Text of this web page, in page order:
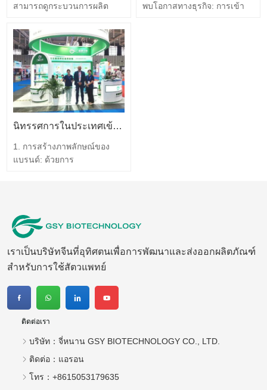
สามารถดูกระบวนการผลิต
สะดวกของบริษัท และคุณภาพ
ของผลิตภัณฑ์ได้โดยตรง ซึ่งจะ
ช่วยเพิ่มความไว้วางใจและการ
ยอมรับของบริษัท1 2. ทำความ
เข้าใจผลิตภัณฑ์: เมื่อเยี่ยมชม
โรงงาน ลูกค้าสามารถเข้าใจ
กระบวนการผลิตและขั้นตอน
การควบคุมคุณภาพได้ดีขึ้น…
พบโอกาสทางธุรกิจ: การเข้า
นิทรรศการในประเทศเข้าร่วมโดย JINAN GSY BIOTECHNOLOGY CO., LTD.
1. การสร้างภาพลักษณ์ของ
แบรนด์: ด้วยการ
มูลค่าภาพลักษณ์ให้กับลูกค้า
จากจิตวิทยาผู้บริโภค ด้วย
ความช่วยเหลือของจิตวิทยาที่
สูงส่งของผู้บริโภค…
เราเป็นบริษัทจีนที่อุทิศตนเพื่อการพัฒนาและส่งออกผลิตภัณฑ์
สำหรับการใช้สัตวแพทย์
ติดต่อเรา
บริษัท： จี่หนาน GSY BIOTECHNOLOGY CO., LTD.
ติดต่อ： แอรอน
โทร： +8615053179635